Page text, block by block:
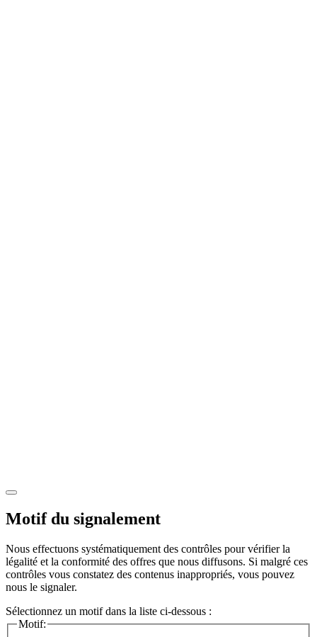
Motif du signalement
Nous effectuons systématiquement des contrôles pour vérifier la
légalité et la conformité des offres que nous diffusons. Si malgré ces
contrôles vous constatez des contenus inappropriés, vous pouvez
nous le signaler.
Sélectionnez un motif dans la liste ci-dessous :
Motif: